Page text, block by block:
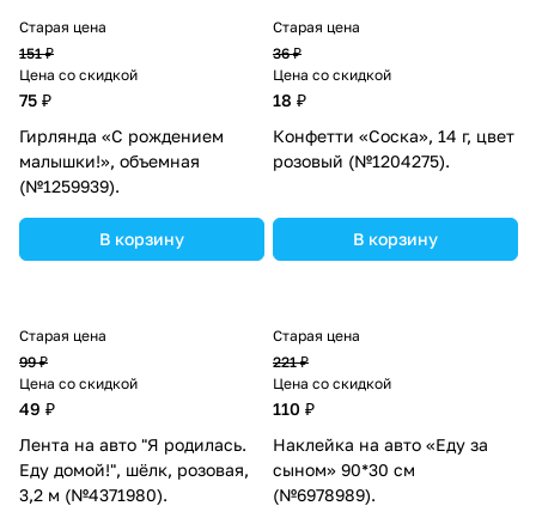
Старая цена
151 ₽
Цена со скидкой
75 ₽
Гирлянда «С рождением
малышки!», объемная
(№1259939).
В корзину
Старая цена
36 ₽
Цена со скидкой
18 ₽
Конфетти «Соска», 14 г, цвет
розовый (№1204275).
В корзину
Старая цена
99 ₽
Цена со скидкой
49 ₽
Лента на авто "Я родилась.
Еду домой!", шёлк, розовая,
3,2 м (№4371980).
Старая цена
221 ₽
Цена со скидкой
110 ₽
Наклейка на авто «Еду за
сыном» 90*30 см
(№6978989).